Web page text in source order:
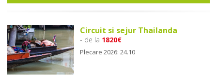
Circuit si sejur Thailanda
- de la 1820€
Plecare 2026: 24.10